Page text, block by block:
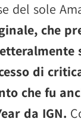
del sole
che
di
che fu
da IGN.